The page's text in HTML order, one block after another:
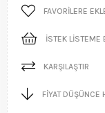
FAVORILERE
İSTEK LISTEME
KARŞILAŞTIR
FIYAT DÜŞÜNCE